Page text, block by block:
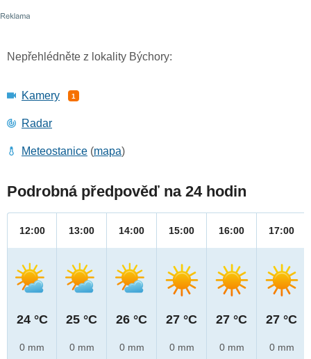
Nepřehlédněte z lokality Býchory:
Kamery 1
Radar
Meteostanice (mapa)
Podrobná předpověď na 24 hodin
12:00
24 °C
0 mm
13:00
25 °C
0 mm
14:00
26 °C
0 mm
15:00
27 °C
0 mm
16:00
27 °C
0 mm
17:00
27 °C
0 mm